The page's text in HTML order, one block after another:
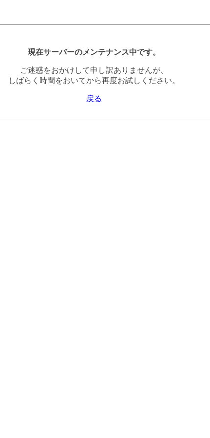
現在サーバーのメンテナンス中です。
ご迷惑をおかけして申し訳ありませんが、
しばらく時間をおいてから再度お試しください。
戻る